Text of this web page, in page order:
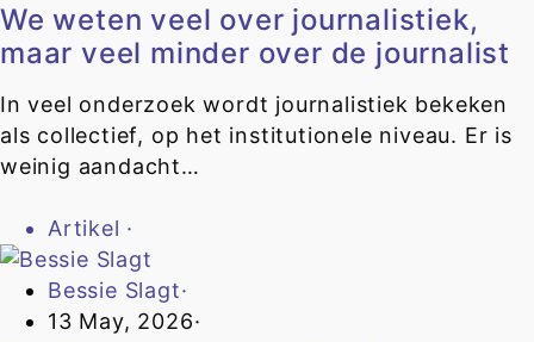
We weten veel over journalistiek,
maar veel minder over de journalist
In veel onderzoek wordt journalistiek bekeken
als collectief, op het institutionele niveau. Er is
weinig aandacht…
Artikel ·
Bessie Slagt·
13 May, 2026·